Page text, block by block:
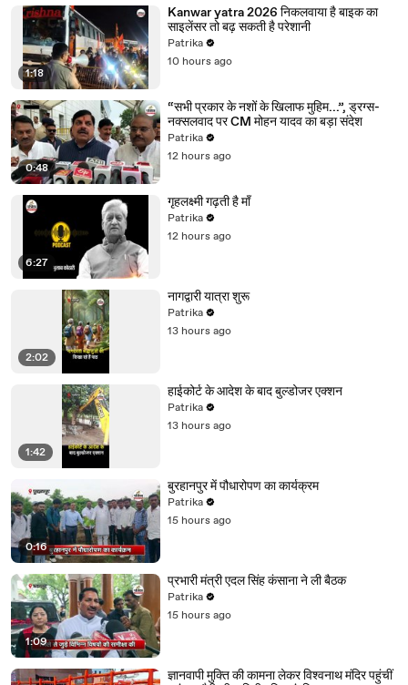
1:18
Kanwar yatra 2026 निकलवाया है बाइक का
साइलेंसर तो बढ़ सकती है परेशानी
Patrika
10 hours ago
0:48
“सभी प्रकार के नशों के खिलाफ मुहिम...”, ड्रग्स-
नक्सलवाद पर CM मोहन यादव का बड़ा संदेश
Patrika
12 hours ago
6:27
गृहलक्ष्मी गढ़ती है माँ
Patrika
12 hours ago
2:02
नागद्वारी यात्रा शुरू
Patrika
13 hours ago
1:42
हाईकोर्ट के आदेश के बाद बुल्डोजर एक्शन
Patrika
13 hours ago
0:16
बुरहानपुर में पौधारोपण का कार्यक्रम
Patrika
15 hours ago
1:09
प्रभारी मंत्री एदल सिंह कंसाना ने ली बैठक
Patrika
15 hours ago
ज्ञानवापी मुक्ति की कामना लेकर विश्वनाथ मंदिर पहुंचीं